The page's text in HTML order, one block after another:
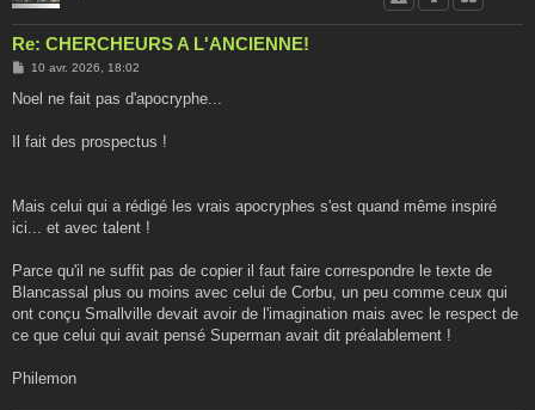
Re: CHERCHEURS A L'ANCIENNE!
M
s
g
10 avr. 2026, 18:02
Noel ne fait pas d'apocryphe...
Il fait des prospectus !
Mais celui qui a rédigé les vrais apocryphes s'est quand même inspiré
ici... et avec talent !
Parce qu'il ne suffit pas de copier il faut faire correspondre le texte de
Blancassal plus ou moins avec celui de Corbu, un peu comme ceux qui
ont conçu Smallville devait avoir de l'imagination mais avec le respect de
ce que celui qui avait pensé Superman avait dit préalablement !
Philemon